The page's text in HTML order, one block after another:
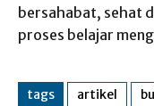
bersahabat, sehat
proses belajar
tags artikel